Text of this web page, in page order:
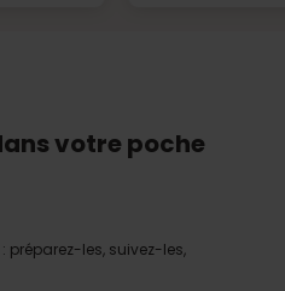
votre poche
préparez-les, suivez-les,